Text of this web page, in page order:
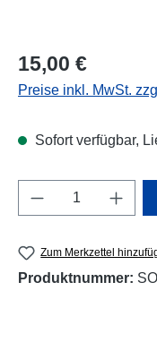
Regulärer Preis:
15,00 €
Preise inkl. MwSt.
Sofort verfügbar,
Produkt
Zum Merkzettel
Produktnummer: